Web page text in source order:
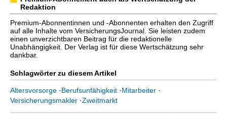
Redaktion
Premium-Abonnentinnen und -Abonnenten erhalten den Zugriff
auf alle Inhalte vom VersicherungsJournal. Sie leisten zudem
einen unverzichtbaren Beitrag für die redaktionelle
Unabhängigkeit. Der Verlag ist für diese Wertschätzung sehr
dankbar.
Schlagwörter zu diesem Artikel
Altersvorsorge ·Berufsunfähigkeit ·Mitarbeiter ·
Versicherungsmakler ·Zweitmarkt